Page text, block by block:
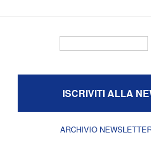
ISCRIVITI ALLA
ARCHIVIO